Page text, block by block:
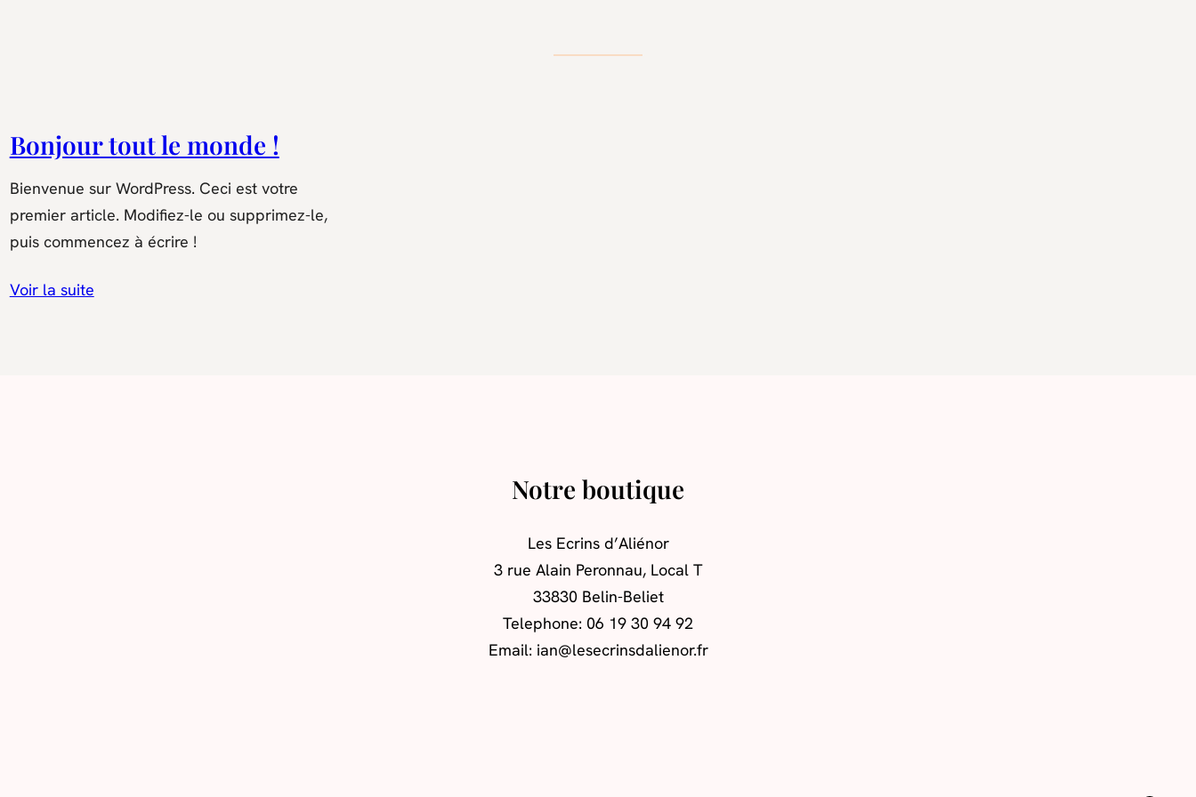
Bonjour tout le monde !
Bienvenue sur WordPress. Ceci est votre
premier article. Modifiez-le ou supprimez-le,
puis commencez à écrire !
Voir la suite
Notre boutique
Les Ecrins d’Aliénor
3 rue Alain Peronnau, Local T
33830 Belin-Beliet
Telephone: 06 19 30 94 92
Email: ian@lesecrinsdalienor.fr